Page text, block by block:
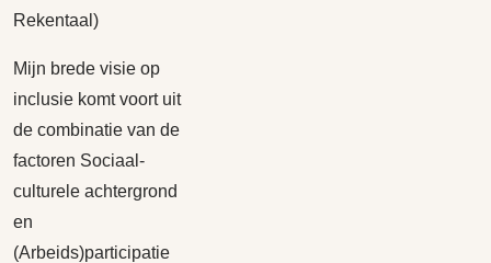
Rekentaal)
Mijn brede visie op
inclusie komt voort uit
de combinatie van de
factoren Sociaal-
culturele achtergrond
en
(Arbeids)participatie